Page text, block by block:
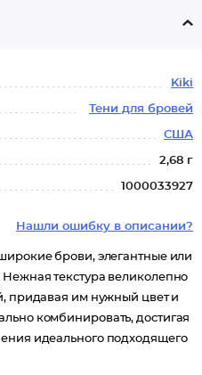
Kiki
Тени для бровей
США
2,68 г
1000033927
Нашли ошибку в описании?
брови, элегантные или
текстура великолепно
придавая им нужный цвет и
комбинировать, достигая
идеального подходящего